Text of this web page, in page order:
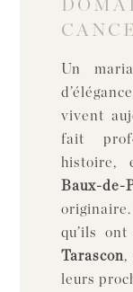
Un
vivent
fait
histoire,
Baux-de-
qu’ils
Tarascon,
leurs